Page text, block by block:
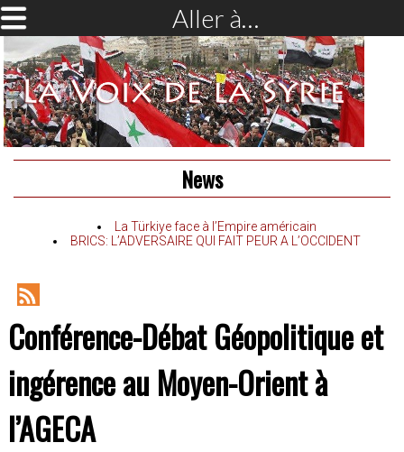
Aller à…
News
La Türkiye face à l’Empire américain
BRICS: L’ADVERSAIRE QUI FAIT PEUR A L’OCCIDENT
RSS
Feed
Conférence-Débat Géopolitique et
ingérence au Moyen-Orient à
l’AGECA